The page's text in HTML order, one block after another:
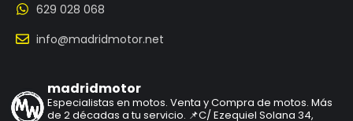
629 028 068
info@madridmotor.net
madridmotor
Especialistas en motos. Venta y Compra de motos. Más
de 2 décadas a tu servicio. 📌C/ Ezequiel Solana 34,